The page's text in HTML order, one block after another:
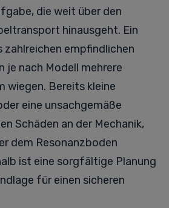
die weit über den
hinausgeht. Ein
zahlreichen empfindlichen
je nach Modell mehrere
wiegen. Bereits kleine
eine unsachgemäße
Schäden an der Mechanik,
dem Resonanzboden
ist eine sorgfältige Planung
für einen sicheren